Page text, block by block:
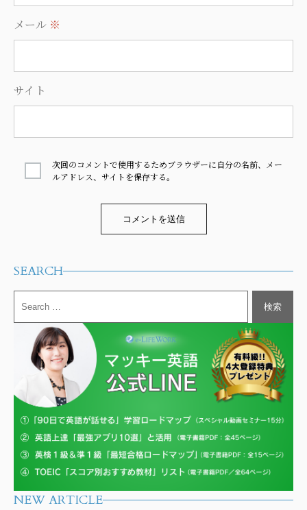
メール ※
サイト
次回のコメントで使用するためブラウザーに自分の名前、メー
ルアドレス、サイトを保存する。
SEARCH
NEW ARTICLE